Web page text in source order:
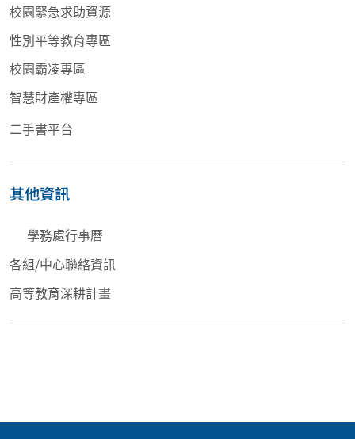
校園緊急求助資源
性別平等教育專區
校園霸凌專區
智慧財產權專區
二手書平台
其他資訊
學務處行事曆
各組/中心聯絡資訊
高等教育深耕計畫